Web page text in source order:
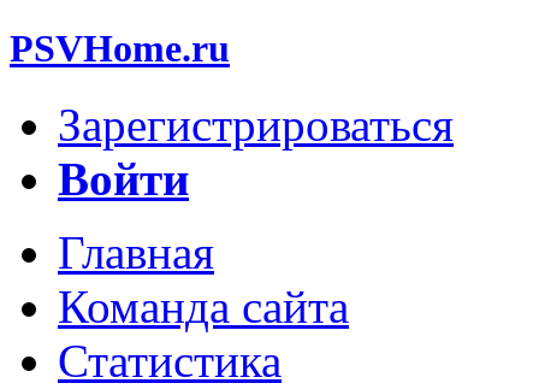
PSVHome.ru
Зарегистрироваться
Войти
Главная
Команда сайта
Статистика